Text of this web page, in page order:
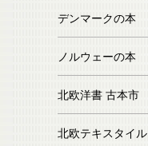
デンマークの本
ノルウェーの本
北欧洋書 古本市
北欧テキスタイル